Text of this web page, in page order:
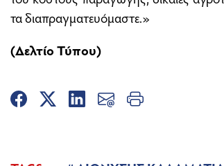
τα διαπραγματευόμαστε.»
(Δελτίο Τύπου)